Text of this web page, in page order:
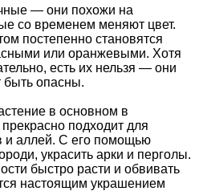
— они похожи на
со временем меняют цвет.
постепенно становятся
или оранжевыми. Хотя
есть их нельзя — они
быть опасны.
в основном в
подходит для
и аллей. С его помощью
украсить арки и перголы.
быстро расти и обвивать
настоящим украшением